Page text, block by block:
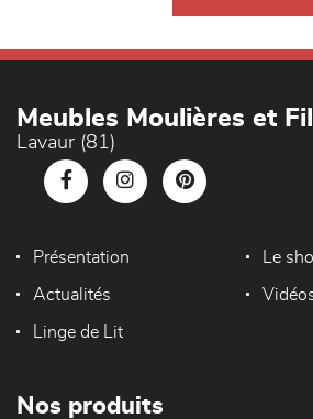
Meubles Moulières et
Lavaur (81)
Présentation Le
Actualités
Linge de Lit
Nos produits